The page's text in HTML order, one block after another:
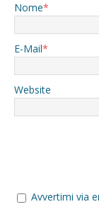
Nome*
E-Mail*
Website
Avvertimi via